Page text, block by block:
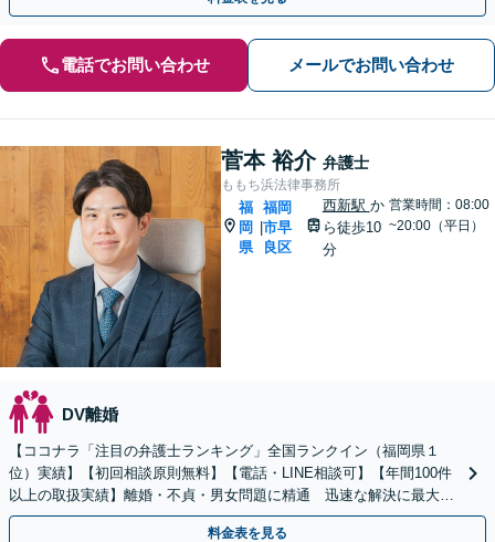
電話でお問い合わせ メールでお問い合わせ
菅本 裕介 弁護士
ももち浜法律事務所
福
岡
県
福岡
市早
良区
西新駅 か
ら徒歩10
分
営業時間：08:00
~20:00（平日）
DV離婚
【ココナラ「注目の弁護士ランキング」全国ランクイン（福岡県１
位）実績】【初回相談原則無料】【電話・LINE相談可】【年間100件
以上の取扱実績】離婚・不貞・男女問題に精通 迅速な解決に最大限
尽力します【全国対応可】 【国際離婚取扱経験】
料金表を見る